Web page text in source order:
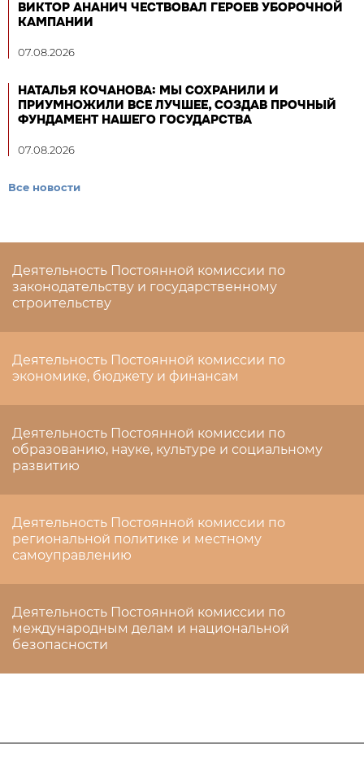
ВИКТОР АНАНИЧ ЧЕСТВОВАЛ ГЕРОЕВ УБОРОЧНОЙ
КАМПАНИИ
07.08.2026
НАТАЛЬЯ КОЧАНОВА: МЫ СОХРАНИЛИ И
ПРИУМНОЖИЛИ ВСЕ ЛУЧШЕЕ, СОЗДАВ ПРОЧНЫЙ
ФУНДАМЕНТ НАШЕГО ГОСУДАРСТВА
07.08.2026
Все новости
Деятельность Постоянной комиссии по
законодательству и государственному
строительству
Деятельность Постоянной комиссии по
экономике, бюджету и финансам
Деятельность Постоянной комиссии по
образованию, науке, культуре и социальному
развитию
Деятельность Постоянной комиссии по
региональной политике и местному
самоуправлению
Деятельность Постоянной комиссии по
международным делам и национальной
безопасности